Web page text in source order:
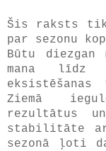
Šis raksts
par sezonu
Būtu
mana līdz
Ziemā
rezultātus
stabilitāte
sezonā ļoti